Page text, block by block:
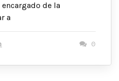
de la
a
0